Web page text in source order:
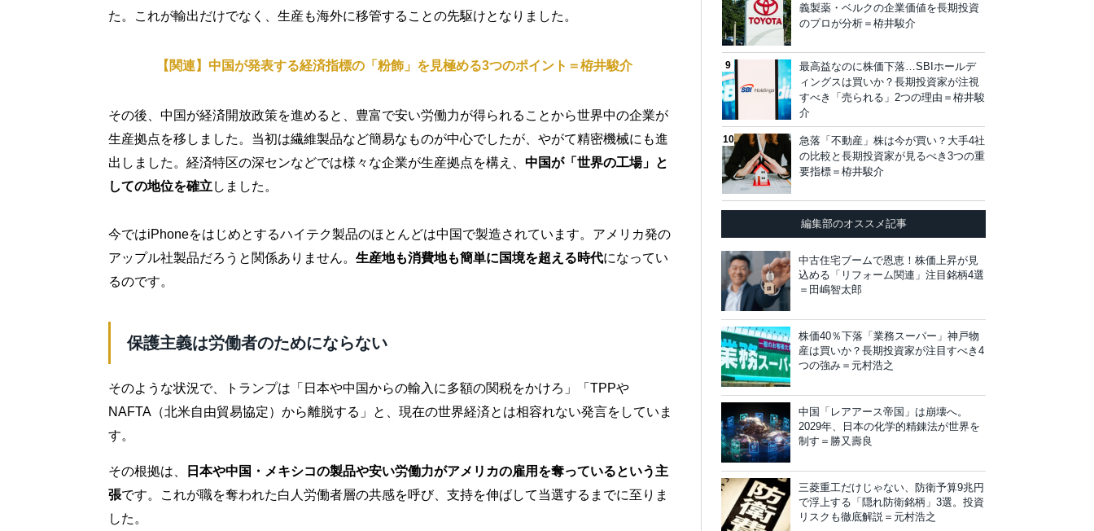
た。これが輸出だけでなく、生産も海外に移管することの先駆けとなりました。
【関連】中国が発表する経済指標の「粉飾」を見極める3つのポイント＝栫井駿介
その後、中国が経済開放政策を進めると、豊富で安い労働力が得られることから世界中の企業が
生産拠点を移しました。当初は繊維製品など簡易なものが中心でしたが、やがて精密機械にも進
出しました。経済特区の深センなどでは様々な企業が生産拠点を構え、 中国が「世界の工場」と
しての地位を確立 しました。
今ではiPhoneをはじめとするハイテク製品のほとんどは中国で製造されています。アメリカ発の
アップル社製品だろうと関係ありません。 生産地も消費地も簡単に国境を超える時代になってい
るのです。
保護主義は労働者のためにならない
そのような状況で、トランプは「日本や中国からの輸入に多額の関税をかけろ」「TPPや
NAFTA（北米自由貿易協定）から離脱する」と、現在の世界経済とは相容れない発言をしていま
す。
その根拠は、
日本や中国・メキシコの製品や安い労働力がアメリカの雇用を奪っているという主
張です。これが職を奪われた白人労働者層の共感を呼び、支持を伸ばして当選するまでに至りま
した。
義製薬・ベルクの企業価値を長期投資
のプロが分析＝栫井駿介
最高益なのに株価下落…SBIホールデ
ィングスは買いか？長期投資家が注視
すべき「売られる」2つの理由＝栫井駿
介
急落「不動産」株は今が買い？大手4社
の比較と長期投資家が見るべき3つの重
要指標＝栫井駿介
編集部のオススメ記事
中古住宅ブームで恩恵！株価上昇が見
込める「リフォーム関連」注目銘柄4選
＝田嶋智太郎
株価40％下落「業務スーパー」神戸物
産は買いか？長期投資家が注目すべき4
つの強み＝元村浩之
中国「レアアース帝国」は崩壊へ。
2029年、日本の化学的精錬法が世界を
制す＝勝又壽良
三菱重工だけじゃない、防衛予算9兆円
で浮上する「隠れ防衛銘柄」3選。投資
リスクも徹底解説＝元村浩之